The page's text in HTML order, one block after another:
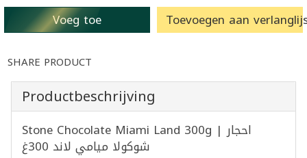
Voeg toe Toevoegen aan
SHARE PRODUCT
Productbeschrijving
Stone Chocolate Miami Land 300g | احجار
شوكولا ميامي لاند 300غ